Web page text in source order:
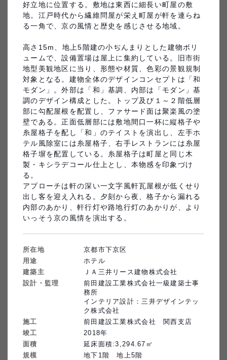
プラウドタワー亀戸クロス
（株）プレステージ・インタ
ーナショナル秋田BPOにかほ
キャンパス
東京藝術大学国際交流棟Hisao
＆Hiroko TAKI PLAZA
一口坂中央ビル(東京建築支店)
桐朋学園宗次ホール
住友不動産ショッピングシテ
ィ 有明ガーデン
国際基督教大学 新体育施設
好立地に位置する。敷地は東西に細長い町屋の敷
地。江戸時代から繊維問屋が栄え町屋が軒を連らね
る一角で、京の風情と歴史を感じさせる地域。
高さ15m、地上5階建の小ぢんまりとした建物ボリ
ュームで、設備置場は屋上に集約している。旧市街
地型美観地区に当り、形態や材質、色彩の景観規制
対象となる。建物全体のデザインコンセプトは「和
モダン」。外部は「和」基調、内部は「モダン」基
調のデザイン構成とした。トップ及び１～２階低層
部に勾配屋根を配置し、ファサード面は聚楽風の塗
壁である。正面低層部には敷地間口一杯に縦格子や
糸屋格子を配し「和」のテイストを演出し、左手ホ
テル風除室には糸屋格子、右手レストランには糸屋
格子塀を配置している。糸屋格子は町屋と同じ木
製・キシラデコール仕上とし、本物感を印象づけ
る。
アプローチは軒の深い一文字風軒瓦屋根が低くせり
出し客を迎え入れる。夕刻から夜、格子から漏れる
内部のあかり、軒行灯や路地行灯のあかりが、より
いっそう京の風情を演出する。
所在地
京都市下京区
用途
ホテル
建築主
ＪＡ三井リース建物株式会社
設計・監理
前田建設工業株式会社一級建築士事
務所
インテリア設計：三井デザインテッ
ク株式会社
施工
前田建設工業株式会社　関西支店
竣工
2018年
面積
延床面積:3,294.67㎡
規模
地下1階　地上5階